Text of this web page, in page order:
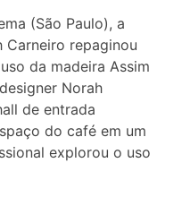
(São Paulo), a
Carneiro repaginou
da madeira Assim
Norah
de entrada
do café em um
explorou o uso